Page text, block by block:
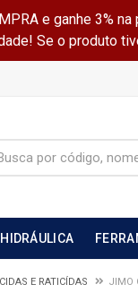
e ganhe 3%
Se o produto
HIDRÁULICA
E RATICÍDAS JIMO